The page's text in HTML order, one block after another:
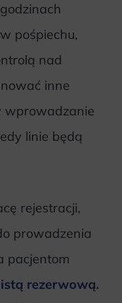
pośpiechu,
nad
inne
wprowadzanie
linie będą
rejestracji,
prowadzenia
pacjentom
rezerwową.